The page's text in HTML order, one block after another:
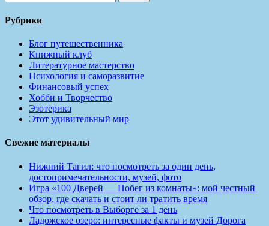
Рубрики
Блог путешественника
Книжный клуб
Литературное мастерство
Психология и саморазвитие
Финансовый успех
Хобби и Творчество
Эзотерика
Этот удивительный мир
Свежие материалы
Нижний Тагил: что посмотреть за один день,
достопримечательности, музей, фото
Игра «100 Дверей — Побег из комнаты»: мой честный
обзор, где скачать и стоит ли тратить время
Что посмотреть в Выборге за 1 день
Ладожское озеро: интересные факты и музей Дорога